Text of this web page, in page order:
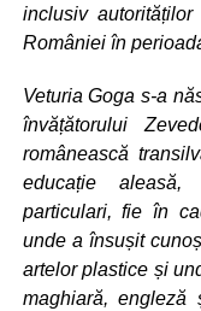
inclusiv
României în
Veturia Goga s-a
învățătorului
românească
educație
particulari, fie în
unde a însușit
artelor plastice și
maghiară, engleză